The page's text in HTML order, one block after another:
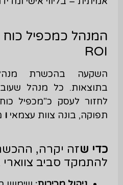
המנהל כמכפיל
ROI
השקעה בהכשרת
בתוצאות. כל מנהל
לחזור לעסק כ"מכפיל
תפוקה, בונה צוות עצמאי ו
כדי שזה יקרה,
להתמקד סביב